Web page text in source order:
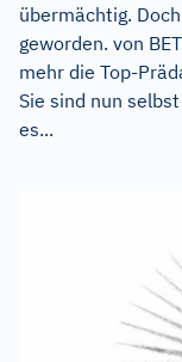
übermächtig.
geworden. von
mehr die Top-
Sie sind nun
es...